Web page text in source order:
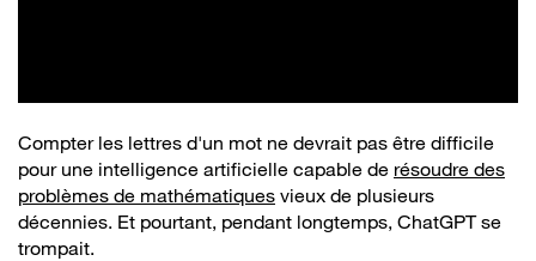
Compter les lettres d'un mot ne devrait pas être difficile
pour une intelligence artificielle capable de résoudre des
problèmes de mathématiques vieux de plusieurs
décennies. Et pourtant, pendant longtemps, ChatGPT se
trompait.